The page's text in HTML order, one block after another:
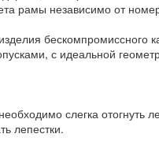
рамы независимо от
бескомпромиссного
с идеальной
слегка отогнуть
лепестки.